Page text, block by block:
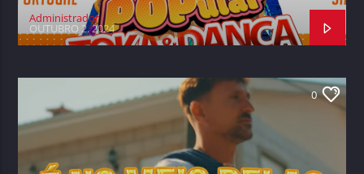
Administrador
OUTUBRO 2, 2024
0